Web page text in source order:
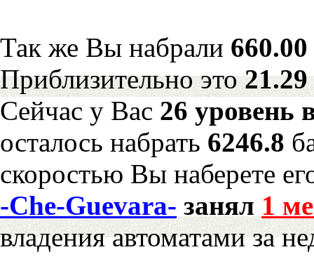
Так же Вы набрали
Приблизительно это
Сейчас у Вас 26 уровень
осталось набрать 6246.8
скоростью Вы наберете
-Che-Guevara- занял 1
владения автоматами за